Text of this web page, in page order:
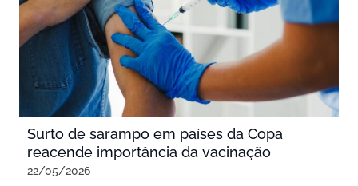
Surto de sarampo em países da Copa
reacende importância da vacinação
22/05/2026